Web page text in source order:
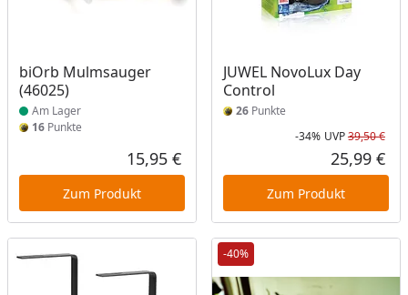
biOrb Mulmsauger
(46025)
Produkt am Lager
Am Lager
16 Punkte
Aktueller Preis
15,95 €
Zum Produkt
JUWEL NovoLux Day
Control
26Punkte
-34% UVP39,50 €
25,99 €
Zum Produkt
-40%